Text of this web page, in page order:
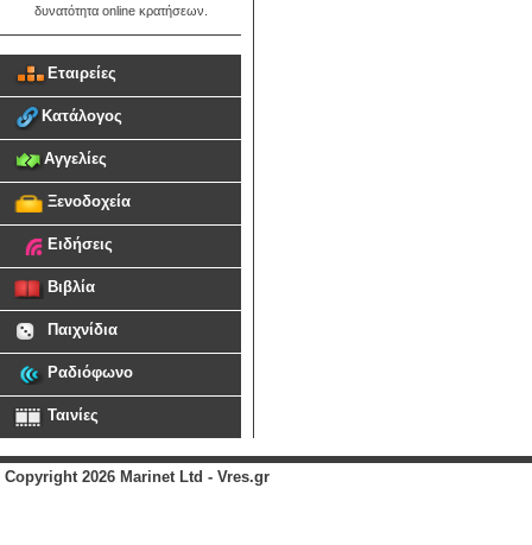
δυνατότητα online κρατήσεων.
Εταιρείες
Κατάλογος
Αγγελίες
Ξενοδοχεία
Ειδήσεις
Βιβλία
Παιχνίδια
Ραδιόφωνο
Ταινίες
Copyright 2026 Marinet Ltd - Vres.gr